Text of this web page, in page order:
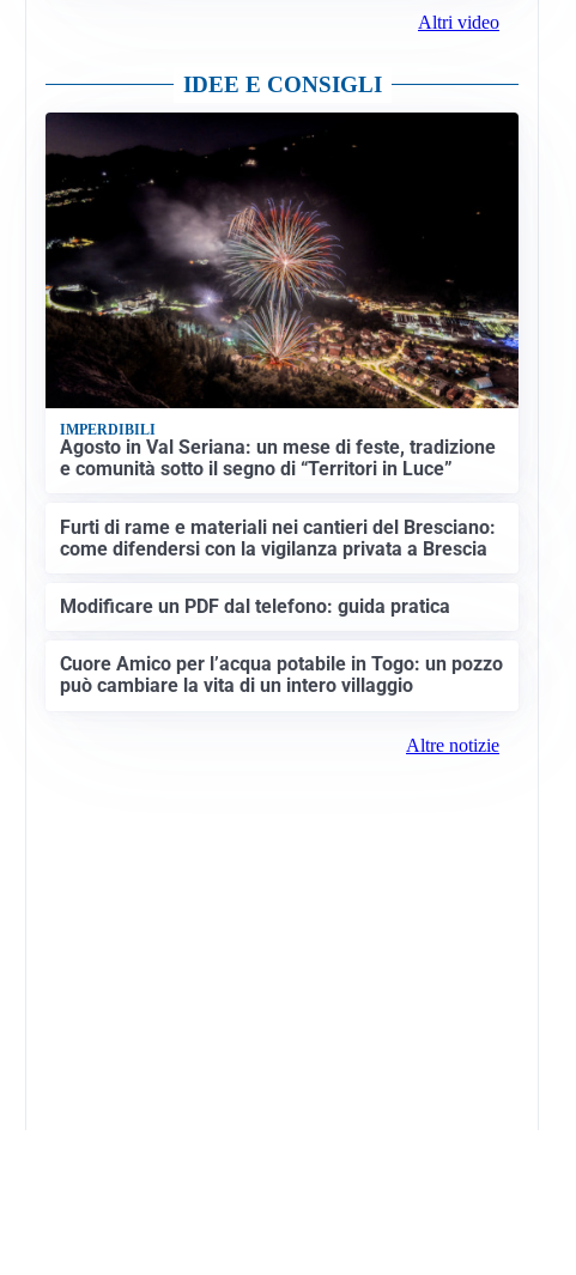
Altri video
IDEE E CONSIGLI
IMPERDIBILI
Agosto in Val Seriana: un mese di feste, tradizione
e comunità sotto il segno di “Territori in Luce”
Furti di rame e materiali nei cantieri del Bresciano:
come difendersi con la vigilanza privata a Brescia
Modificare un PDF dal telefono: guida pratica
Cuore Amico per l’acqua potabile in Togo: un pozzo
può cambiare la vita di un intero villaggio
Altre notizie